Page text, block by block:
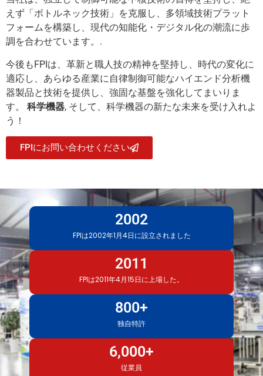
えず「ボトルネック技術」を克服し、多領域技術プラット
フォームを構築し、現代の知能化・デジタル化の潮流に歩
調を合わせています。.
今後もFPIは、革新と職人技の精神を堅持し、時代の変化に
適応し、あらゆる産業に自律制御可能なハイエンド分析機
器製品と技術を提供し、強固な基盤を強化してまいりま
す。 科学機器, そして、科学機器の新たな未来を受け入れよ
う！
FPIにお問い合わせください
FPlは2002年1月4日に設立されました
2002
FPlは2011年4月15日に上場した。
2011
独自特許
800+
従業員
6,000+